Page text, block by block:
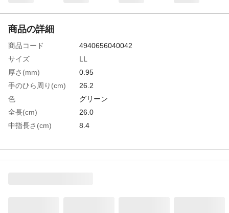
商品の詳細
商品コード
4940656040042
サイズ
LL
厚さ(mm)
0.95
手のひら周り(cm)
26.2
色
グリーン
全長(cm)
26.0
中指長さ(cm)
8.4
重さ
78.000G